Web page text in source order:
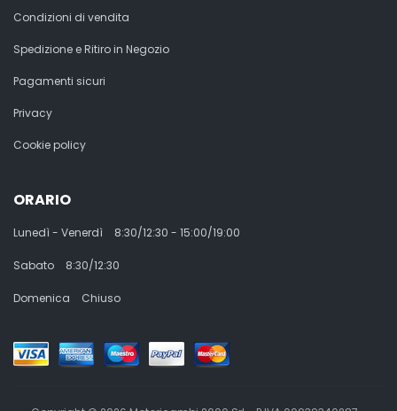
Condizioni di vendita
Spedizione e Ritiro in Negozio
Pagamenti sicuri
Privacy
Cookie policy
ORARIO
Lunedì - Venerdì 8:30/12:30 - 15:00/19:00
Sabato 8:30/12:30
Domenica Chiuso